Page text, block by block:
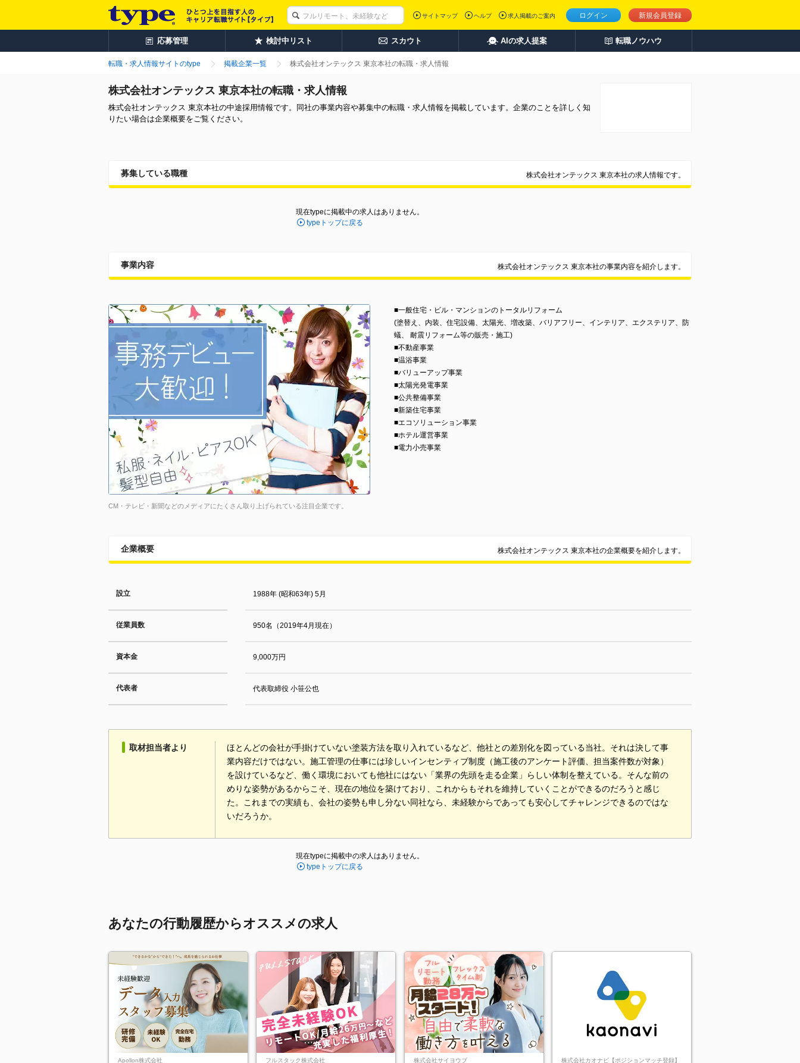
ログイン 新規会員登録
サイトマップ ヘルプ 求人掲載のご案内
応募管理 検討中リスト スカウト AIの求人提案 転職ノウハウ
転職・求人情報サイトのtype 掲載企業一覧 株式会社オンテックス 東京本社の転職・求人情報
株式会社オンテックス 東京本社の転職・求人情報
株式会社オンテックス 東京本社の中途採用情報です。同社の事業内容や募集中の転職・求人情報を掲載しています。企業のことを詳しく知
りたい場合は企業概要をご覧ください。
募集している職種 株式会社オンテックス 東京本社の求人情報です。
現在typeに掲載中の求人はありません。
typeトップに戻る
事業内容 株式会社オンテックス 東京本社の事業内容を紹介します。
CM・テレビ・新聞などのメディアにたくさん取り上げられている注目企業です。
■一般住宅・ビル・マンションのトータルリフォーム
(塗替え、内装、住宅設備、太陽光、増改築、バリアフリー、インテリア、エクステリア、防
蟻、 耐震リフォーム等の販売・施工)
■不動産事業
■温浴事業
■バリューアップ事業
■太陽光発電事業
■公共整備事業
■新築住宅事業
■エコソリューション事業
■ホテル運営事業
■電力小売事業
企業概要 株式会社オンテックス 東京本社の企業概要を紹介します。
設立 1988年 (昭和63年) 5月
従業員数 950名（2019年4月現在）
資本金 9,000万円
代表者 代表取締役 小笹公也
取材担当者より
ほとんどの会社が手掛けていない塗装方法を取り入れているなど、他社との差別化を図っている当社。それは決して事
業内容だけではない。施工管理の仕事には珍しいインセンティブ制度（施工後のアンケート評価、担当案件数が対象）
を設けているなど、働く環境においても他社にはない「業界の先頭を走る企業」らしい体制を整えている。そんな前の
めりな姿勢があるからこそ、現在の地位を築けており、これからもそれを維持していくことができるのだろうと感じ
た。これまでの実績も、会社の姿勢も申し分ない同社なら、未経験からであっても安心してチャレンジできるのではな
いだろうか。
現在typeに掲載中の求人はありません。
typeトップに戻る
あなたの行動履歴からオススメの求人
Apollon株式会社 フルスタック株式会社 株式会社サイヨウブ 株式会社カオナビ【ポジションマッチ登録】